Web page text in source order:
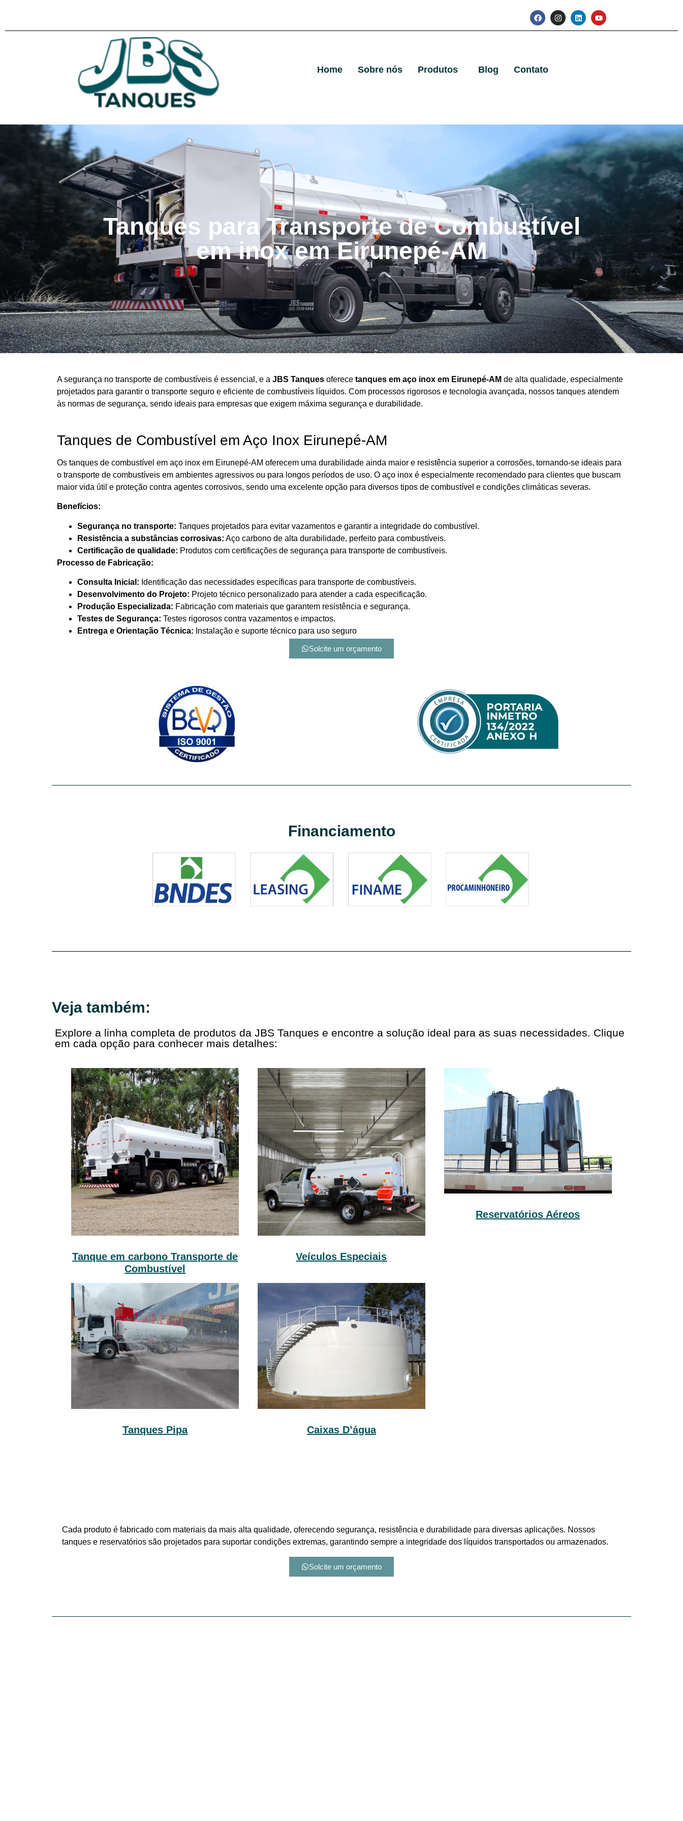
Home Sobre nós Produtos Blog Contato
Tanques para Transporte de Combustível
em inox em Eirunepé-AM
A segurança no transporte de combustíveis é essencial, e a JBS Tanques oferece tanques em aço inox em Eirunepé-AM de alta qualidade, especialmente
projetados para garantir o transporte seguro e eficiente de combustíveis líquidos. Com processos rigorosos e tecnologia avançada, nossos tanques atendem
às normas de segurança, sendo ideais para empresas que exigem máxima segurança e durabilidade.
Tanques de Combustível em Aço Inox Eirunepé-AM
Os tanques de combustível em aço inox em Eirunepé-AM oferecem uma durabilidade ainda maior e resistência superior a corrosões, tornando-se ideais para
o transporte de combustíveis em ambientes agressivos ou para longos períodos de uso. O aço inox é especialmente recomendado para clientes que buscam
maior vida útil e proteção contra agentes corrosivos, sendo uma excelente opção para diversos tipos de combustível e condições climáticas severas.
Benefícios:
Segurança no transporte: Tanques projetados para evitar vazamentos e garantir a integridade do combustível.
Resistência a substâncias corrosivas: Aço carbono de alta durabilidade, perfeito para combustíveis.
Certificação de qualidade: Produtos com certificações de segurança para transporte de combustíveis.
Processo de Fabricação:
Consulta Inicial: Identificação das necessidades específicas para transporte de combustíveis.
Desenvolvimento do Projeto: Projeto técnico personalizado para atender a cada especificação.
Produção Especializada: Fabricação com materiais que garantem resistência e segurança.
Testes de Segurança: Testes rigorosos contra vazamentos e impactos.
Entrega e Orientação Técnica: Instalação e suporte técnico para uso seguro
Solcite um orçamento
Financiamento
Veja também:
Explore a linha completa de produtos da JBS Tanques e encontre a solução ideal para as suas necessidades. Clique
em cada opção para conhecer mais detalhes:
Tanque em carbono Transporte de
Combustível
Veículos Especiais
Reservatórios Aéreos
Tanques Pipa Caixas D’água
Cada produto é fabricado com materiais da mais alta qualidade, oferecendo segurança, resistência e durabilidade para diversas aplicações. Nossos
tanques e reservatórios são projetados para suportar condições extremas, garantindo sempre a integridade dos líquidos transportados ou armazenados.
Solcite um orçamento